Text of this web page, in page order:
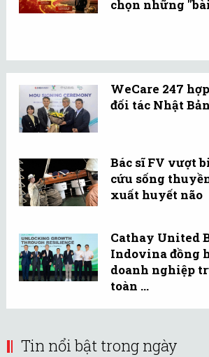
chọn những
WeCare 247
đối tác Nhật Bản
Bác sĩ FV vượt
cứu sống
xuất huyết não
Cathay United
Indovina đồng
doanh nghiệp
toàn ...
Tin nổi bật trong ngày